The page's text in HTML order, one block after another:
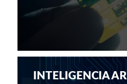
INTELIGENCIA